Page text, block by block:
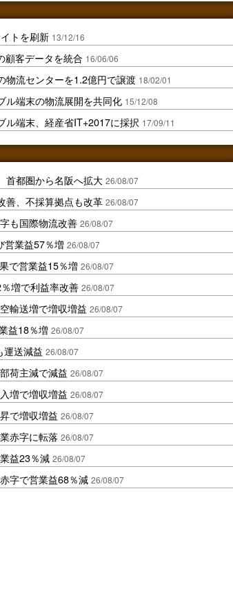
トを刷新 13/12/16
顧客データを統合 16/06/06
物流センターを1.2億円で譲渡 18/02/01
ル端末の物流展開を共同化 15/12/08
ル端末、経産省IT+2017に採択 17/09/11
首都圏から名阪へ拡大 26/08/07
善、不採算拠点も改革 26/08/07
も国際物流改善 26/08/07
営業益57％増 26/08/07
で営業益15％増 26/08/07
増で利益率改善 26/08/07
輸送増で増収増益 26/08/07
益18％増 26/08/07
運送減益 26/08/07
荷主減で減益 26/08/07
増で増収増益 26/08/07
で増収増益 26/08/07
赤字に転落 26/08/07
益23％減 26/08/07
字で営業益68％減 26/08/07